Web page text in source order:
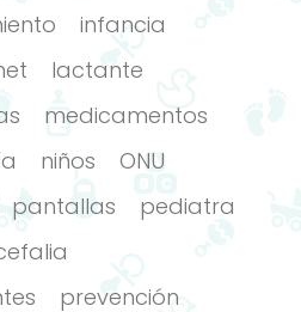
infancia
lactante
medicamentos
niños
ONU
pantallas
pediatra
prevención